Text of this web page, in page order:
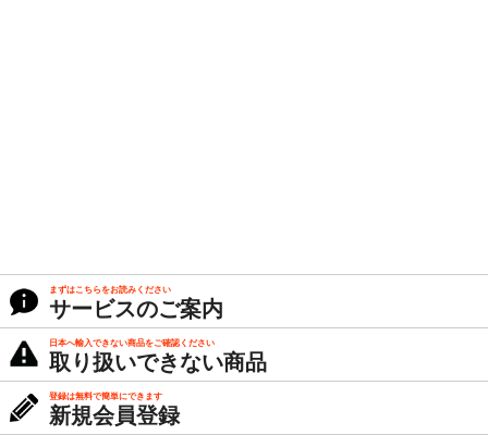
まずはこちらをお読みください
サービスのご案内
日本へ輸入できない商品をご確認ください
取り扱いできない商品
登録は無料で簡単にできます
新規会員登録